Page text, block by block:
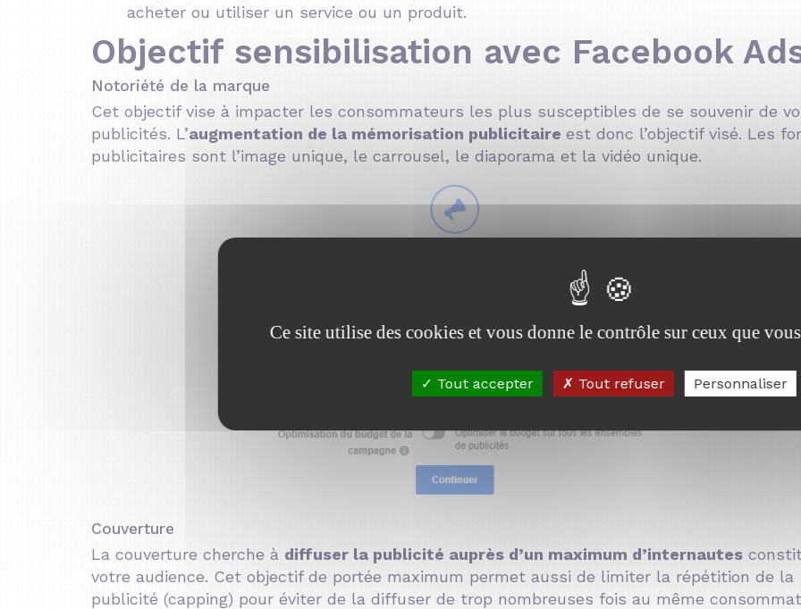
acheter ou utiliser un service ou un produit.
Objectif sensibilisation avec Facebook
Notoriété de la marque
Cet objectif vise à impacter les consommateurs les plus susceptibles de se souvenir de
publicités. L’augmentation de la mémorisation publicitaire est donc l’objectif visé. Les
publicitaires sont l’image unique, le carrousel, le diaporama et la vidéo unique.
Couverture
La couverture cherche à diffuser la publicité auprès d’un maximum d’internautes
votre audience. Cet objectif de portée maximum permet aussi de limiter la répétition de la
publicité (capping) pour éviter de la diffuser de trop nombreuses fois au même
Ce site utilise des cookies et vous donne le contrôle sur ceux que
Tout accepter Tout refuser Personnaliser